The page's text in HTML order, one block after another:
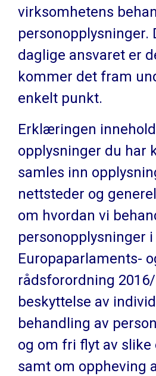
virksomhetens
personopplysninger.
daglige ansvaret er
kommer det fram
enkelt punkt.
Erklæringen
opplysninger du har
samles inn
nettsteder og
om hvordan vi
personopplysninger i
Europaparlaments-
rådsforordning
beskyttelse av
behandling av
og om fri flyt av slike
samt om oppheving